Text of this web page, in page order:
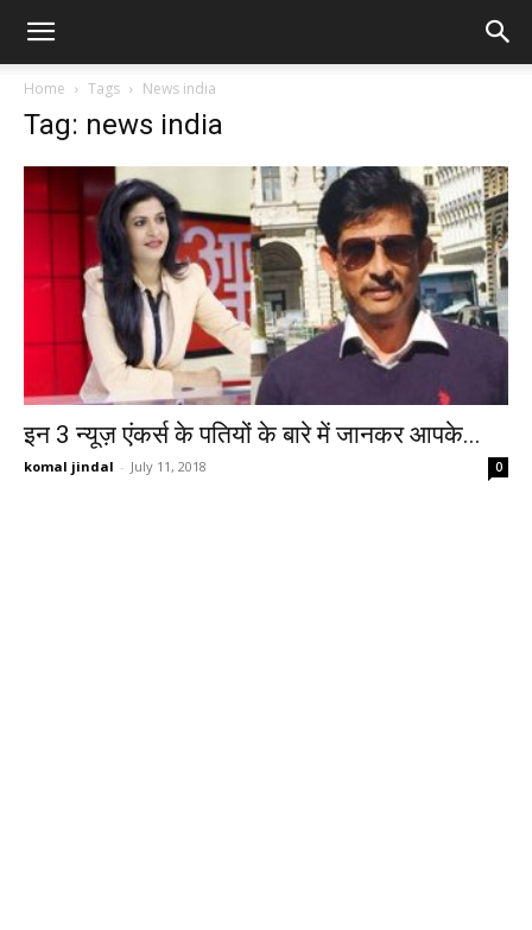
Home Tags News india
Tag: news india
इन 3 न्यूज़ एंकर्स के पतियों के बारे में जानकर आपके...
komal jindal - July 11, 2018 0